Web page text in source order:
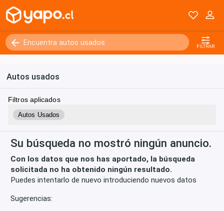
FILTRAR
Autos usados
Filtros aplicados
Autos Usados
Su búsqueda no mostró ningún anuncio.
Con los datos que nos has aportado, la búsqueda
solicitada no ha obtenido ningún resultado.
Puedes intentarlo de nuevo introduciendo nuevos datos
Sugerencias:
Kilómetros